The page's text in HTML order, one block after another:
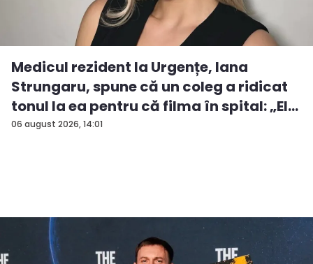
06 august 2026, 14:01
Medicul rezident la Urgențe, Iana
Strungaru, spune că un coleg a ridicat
tonul la ea pentru că filma în spital: „El
a...